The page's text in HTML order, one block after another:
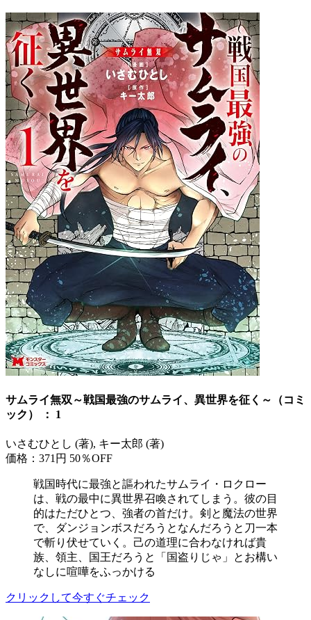
サムライ無双～戦国最強のサムライ、異世界を征く～（コミ
ック） ： 1
いさむひとし (著), キー太郎 (著)
価格：371円 50％OFF
戦国時代に最強と謳われたサムライ・ロクロー
は、戦の最中に異世界召喚されてしまう。彼の目
的はただひとつ、強者の首だけ。剣と魔法の世界
で、ダンジョンボスだろうとなんだろうと刀一本
で斬り伏せていく。己の道理に合わなければ貴
族、領主、国王だろうと「国盗りじゃ」とお構い
なしに喧嘩をふっかける
クリックして今すぐチェック